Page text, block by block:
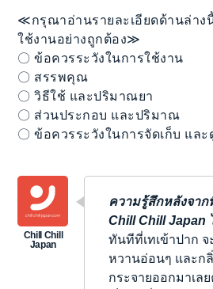
≪กรุณาอ่านรายละเอียดด้านล่าง
ใช้งานอย่างถูกต้อง≫
〇 ข้อควรระวังในการใช้งาน
〇 สรรพคุณ
〇 วิธีใช้ และปริมาณยา
〇 ส่วนประกอบ และปริมาณ
〇 ข้อควรระวังในการจัดเก็บ แล
ความรู้สึกหลังจา
Chill Chill Japan
ทันทีที่เทเข้าปาก
หวานอ่อนๆ และก
กระจายออกมาเล